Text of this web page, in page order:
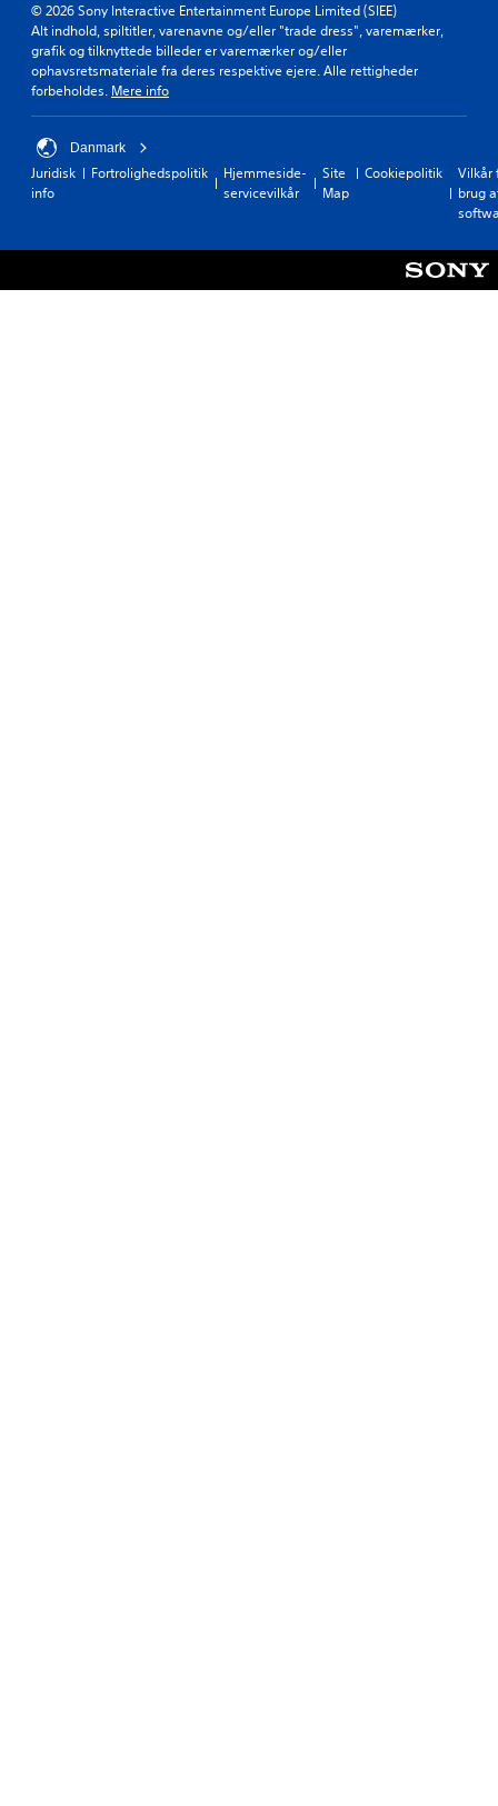
© 2026 Sony Interactive Entertainment Europe Limited (SIEE)
Alt indhold, spiltitler, varenavne og/eller "trade dress", varemærker,
grafik og tilknyttede billeder er varemærker og/eller
ophavsretsmateriale fra deres respektive ejere. Alle rettigheder
forbeholdes. Mere info
Danmark
Juridisk
info
Fortrolighedspolitik
Hjemmeside-
servicevilkår
Site
Map
Cookiepolitik
Vilkår
brug